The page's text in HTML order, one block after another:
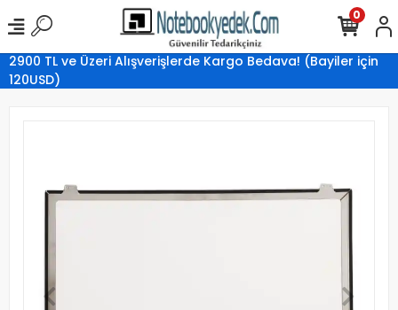
2900 TL ve Üzeri Alışverişlerde Kargo Bedava! (Bayiler için
120USD)
0